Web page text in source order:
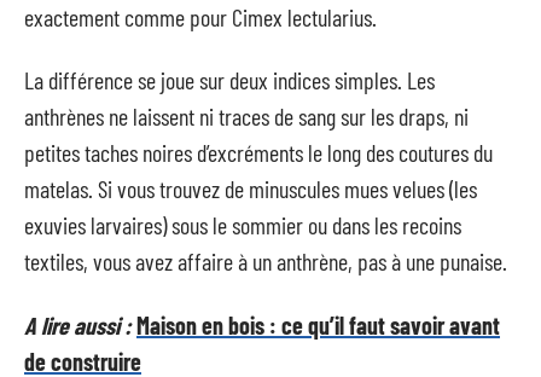
exactement comme pour Cimex lectularius.
La différence se joue sur deux indices simples. Les
anthrènes ne laissent ni traces de sang sur les draps, ni
petites taches noires d’excréments le long des coutures du
matelas. Si vous trouvez de minuscules mues velues (les
exuvies larvaires) sous le sommier ou dans les recoins
textiles, vous avez affaire à un anthrène, pas à une punaise.
A lire aussi :Maison en bois : ce qu’il faut savoir avant
de construire